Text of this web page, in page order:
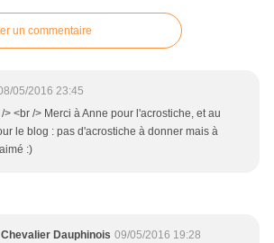
un commentaire
05/2016 23:45
> <br /> Merci à Anne pour l'acrostiche, et au
le blog : pas d'acrostiche à donner mais à
:)
Chevalier Dauphinois 09/05/2016 19:28